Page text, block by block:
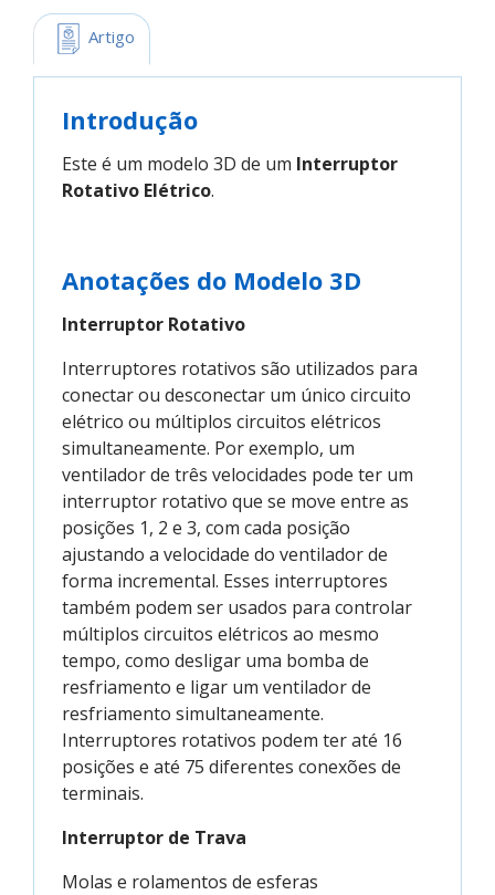
Artigo
Introdução
Este é um modelo 3D de um Interruptor
Rotativo Elétrico.
Anotações do Modelo 3D
Interruptor Rotativo
Interruptores rotativos são utilizados para
conectar ou desconectar um único circuito
elétrico ou múltiplos circuitos elétricos
simultaneamente. Por exemplo, um
ventilador de três velocidades pode ter um
interruptor rotativo que se move entre as
posições 1, 2 e 3, com cada posição
ajustando a velocidade do ventilador de
forma incremental. Esses interruptores
também podem ser usados para controlar
múltiplos circuitos elétricos ao mesmo
tempo, como desligar uma bomba de
resfriamento e ligar um ventilador de
resfriamento simultaneamente.
Interruptores rotativos podem ter até 16
posições e até 75 diferentes conexões de
terminais.
Interruptor de Trava
Molas e rolamentos de esferas